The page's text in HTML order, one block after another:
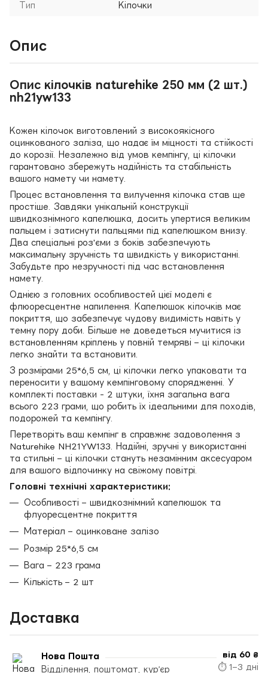
Тип Кілочки
Опис
Опис кілочків naturehike 250 мм (2 шт.)
nh21yw133
Кожен кілочок виготовлений з високоякісного
оцинкованого заліза, що надає їм міцності та стійкості
до корозії. Незалежно від умов кемпінгу, ці кілочки
гарантовано збережуть надійність та стабільність
вашого намету чи намету.
Процес встановлення та вилучення кілочка став ще
простіше. Завдяки унікальній конструкції
швидкознімного капелюшка, досить упертися великим
пальцем і затиснути пальцями під капелюшком внизу.
Два спеціальні роз'єми з боків забезпечують
максимальну зручність та швидкість у використанні.
Забудьте про незручності під час встановлення
намету.
Однією з головних особливостей цієї моделі є
флюоресцентне напилення. Капелюшок кілочків має
покриття, що забезпечує чудову видимість навіть у
темну пору доби. Більше не доведеться мучитися із
встановленням кріплень у повній темряві – ці кілочки
легко знайти та встановити.
З розмірами 25*6,5 см, ці кілочки легко упаковати та
переносити у вашому кемпінговому спорядженні. У
комплекті поставки - 2 штуки, їхня загальна вага
всього 223 грами, що робить їх ідеальними для походів,
подорожей та кемпінгу.
Перетворіть ваш кемпінг в справжнє задоволення з
Naturehike NH21YW133. Надійні, зручні у використанні
та стильні – ці кілочки стануть незамінним аксесуаром
для вашого відпочинку на свіжому повітрі.
Головні технічні характеристики:
Особливості – швидкознімний капелюшок та
флуоресцентне покриття
Матеріал – оцинковане залізо
Розмір 25*6,5 см
Вага – 223 грама
Кількість – 2 шт
Доставка
Нова Пошта
Відділення, поштомат, кур’єр
від 60 ₴
⏱ 1–3 дні